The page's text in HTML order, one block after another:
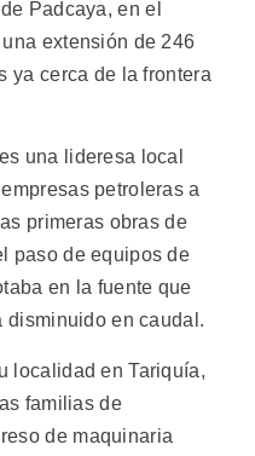
Padcaya, en el
extensión de 246
ya cerca de la frontera
una lideresa local
petroleras a
primeras obras de
paso de equipos de
en la fuente que
disminuido en caudal.
localidad en Tariquía,
familias de
de maquinaria